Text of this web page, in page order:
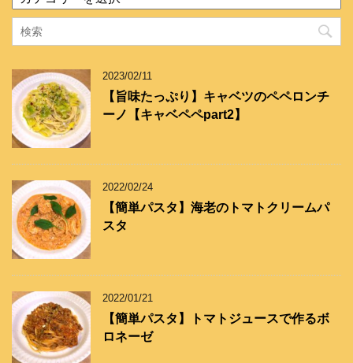
テ
ゴ
リ
2023/02/11
【旨味たっぷり】キャベツのペペロンチ
ーノ【キャベペペpart2】
2022/02/24
【簡単パスタ】海老のトマトクリームパ
スタ
2022/01/21
【簡単パスタ】トマトジュースで作るボ
ロネーゼ